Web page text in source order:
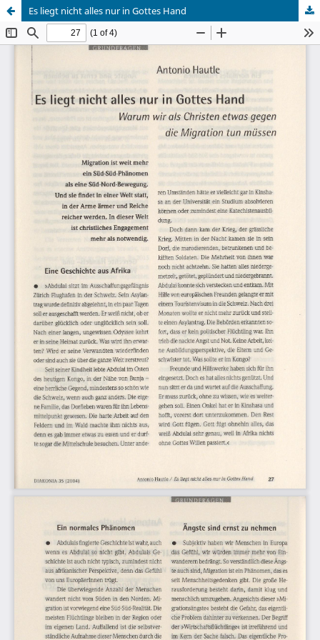
Es liegt nicht alles nur in Gottes Hand